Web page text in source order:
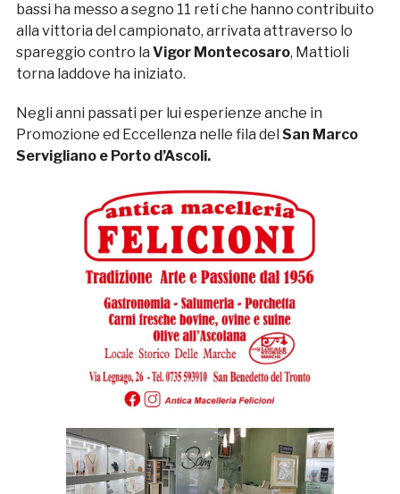
bassi ha messo a segno 11 reti che hanno contribuito
alla vittoria del campionato, arrivata attraverso lo
spareggio contro la Vigor Montecosaro, Mattioli
torna laddove ha iniziato.
Negli anni passati per lui esperienze anche in
Promozione ed Eccellenza nelle fila del San Marco
Servigliano e Porto d’Ascoli.